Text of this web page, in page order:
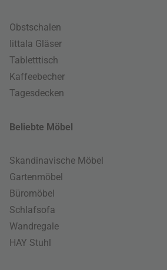
Obstschalen
Iittala Gläser
Tabletttisch
Kaffeebecher
Tagesdecken
Beliebte Möbel
Skandinavische Möbel
Gartenmöbel
Büromöbel
Schlafsofa
Wandregale
HAY Stuhl